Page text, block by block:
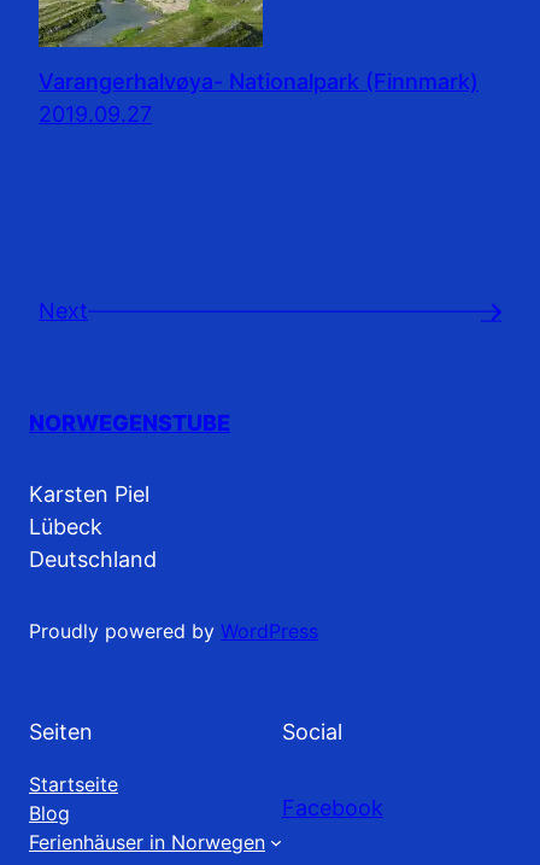
Varangerhalvøya- Nationalpark (Finnmark)
2019.09.27
Next →
NORWEGENSTUBE
Karsten Piel
Lübeck
Deutschland
Proudly powered by WordPress
Seiten
Startseite
Blog
Ferienhäuser in Norwegen
Social
Facebook